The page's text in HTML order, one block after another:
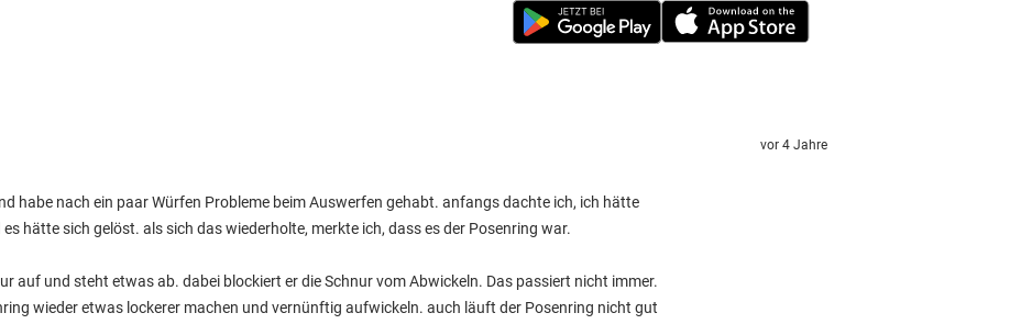
habe nach ein paar Würfen Probleme beim Auswerfen gehabt. anfangs dachte ich, ich hätte
hätte sich gelöst. als sich das wiederholte, merkte ich, dass es der Posenring war.
auf und steht etwas ab. dabei blockiert er die Schnur vom Abwickeln. Das passiert nicht immer.
wieder etwas lockerer machen und vernünftig aufwickeln. auch läuft der Posenring nicht gut
vor 4 Jahre